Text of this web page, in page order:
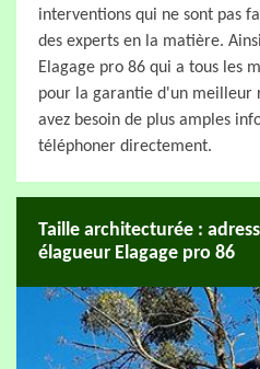
interventions qui ne sont pas
des experts en la matière.
Elagage pro 86 qui a tous les
pour la garantie d'un meilleur
avez besoin de plus amples
téléphoner directement.
Taille architecturée :
élagueur Elagage pro 86